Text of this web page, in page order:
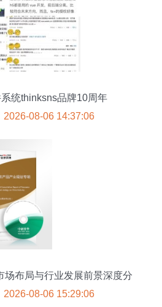
统thinksns品牌10周年
2026-08-06 14:37:06
场布局与行业发展前景深度分
析
2026-08-06 15:29:06